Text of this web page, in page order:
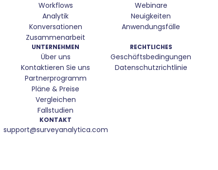
Workflows
Analytik
Konversationen
Zusammenarbeit
Webinare
Neuigkeiten
Anwendungsfälle
UNTERNEHMEN
Über uns
Kontaktieren Sie uns
Partnerprogramm
Pläne & Preise
Vergleichen
Fallstudien
RECHTLICHES
Geschäftsbedingungen
Datenschutzrichtlinie
KONTAKT
support@surveyanalytica.com